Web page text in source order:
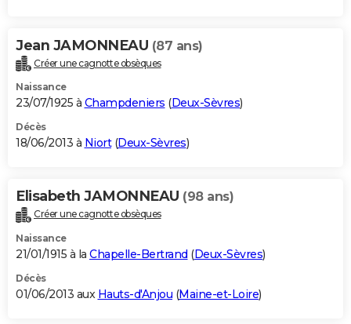
Jean JAMONNEAU (87 ans)
Créer une cagnotte obsèques
Naissance
23/07/1925 à Champdeniers (Deux-Sèvres)
Décès
18/06/2013 à Niort(Deux-Sèvres)
Elisabeth JAMONNEAU (98 ans)
Créer une cagnotte obsèques
Naissance
21/01/1915 à la Chapelle-Bertrand (Deux-Sèvres)
Décès
01/06/2013 aux Hauts-d'Anjou (Maine-et-Loire)